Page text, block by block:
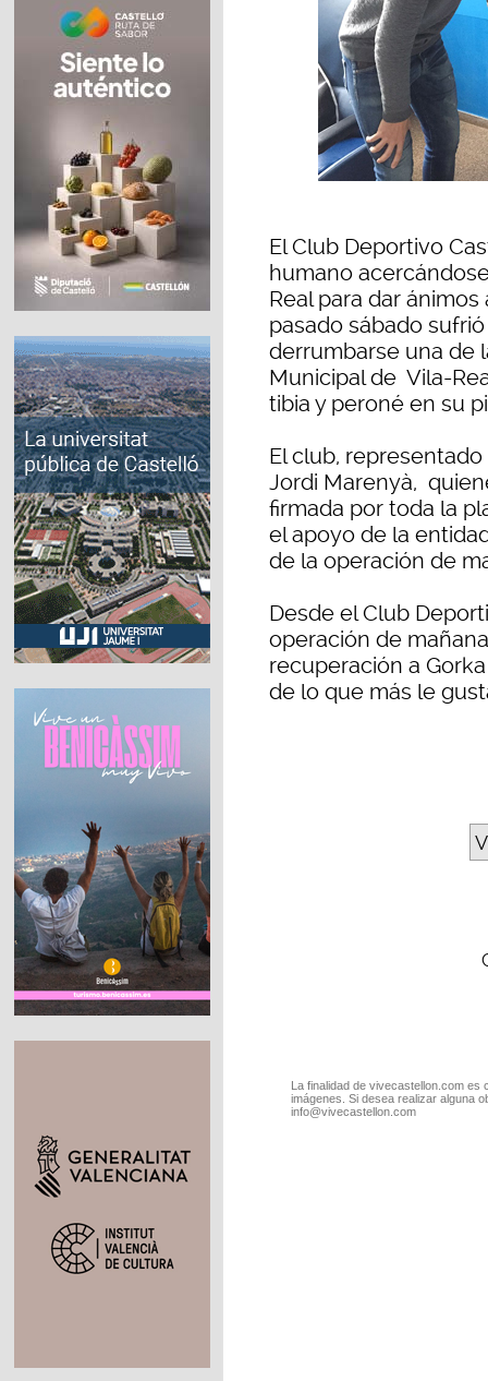
El Club Deportivo
humano
Real para dar
pasado sábado
derrumbarse una de
Municipal de Vila-
tibia y peroné en su
El club,
Jordi Marenyà,
firmada por toda la
el apoyo de la
de la operación de
Desde el Club
operación de
recuperación a
de lo que más le
La finalidad de vivecastellon.com
imágenes. Si desea realizar alguna
info@vivecastellon.com